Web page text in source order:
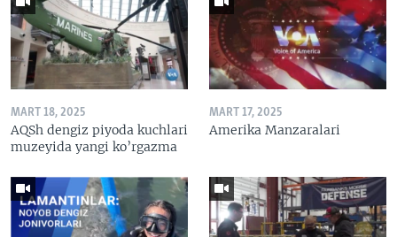
MART 18, 2025
AQSh dengiz piyoda kuchlari
muzeyida yangi ko’rgazma
MART 17, 2025
Amerika Manzaralari